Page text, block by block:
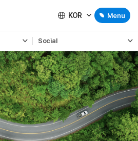
KOR Menu
Social